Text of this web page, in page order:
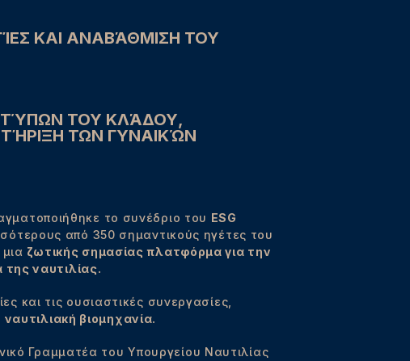
ΚΑΙ ΑΝΑΒΆΘΜΙΣΗ ΤΟΥ
ΤΟΥ ΚΛΆΔΟΥ,
ΤΩΝ ΓΥΝΑΙΚΏΝ
το συνέδριο του ESG
από 350 σημαντικούς ηγέτες του
ζωτικής σημασίας πλατφόρμα για την
ναυτιλίας.
και τις ουσιαστικές συνεργασίες,
ναυτιλιακή βιομηχανία.
Γραμματέα του Υπουργείου Ναυτιλίας